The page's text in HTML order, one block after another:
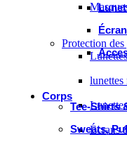
Corps
Tee-Shirts
Sweats,
Protection
lunettes
Écrans